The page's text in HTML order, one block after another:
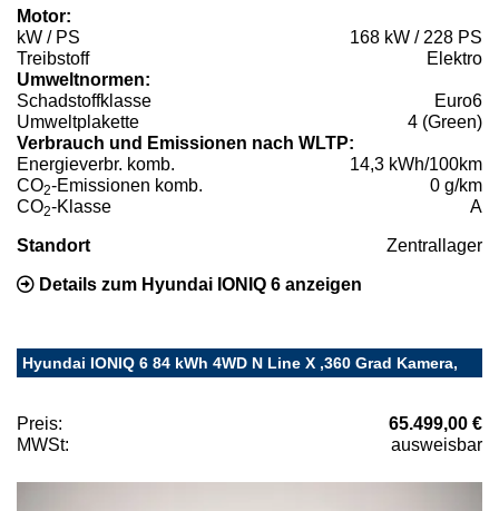
Motor:
kW / PS
168 kW / 228 PS
Treibstoff
Elektro
Umweltnormen:
Schadstoffklasse
Euro6
Umweltplakette
4 (Green)
Verbrauch und Emissionen nach WLTP:
Energieverbr. komb.
14,3 kWh/100km
CO2-Emissionen komb.
0 g/km
CO2-Klasse A
Standort Zentrallager
Details zum Hyundai IONIQ 6 anzeigen
Hyundai IONIQ 6 84 kWh 4WD N Line X ,360 Grad Kamera,
Preis:
65.499,00 €
MWSt:
ausweisbar